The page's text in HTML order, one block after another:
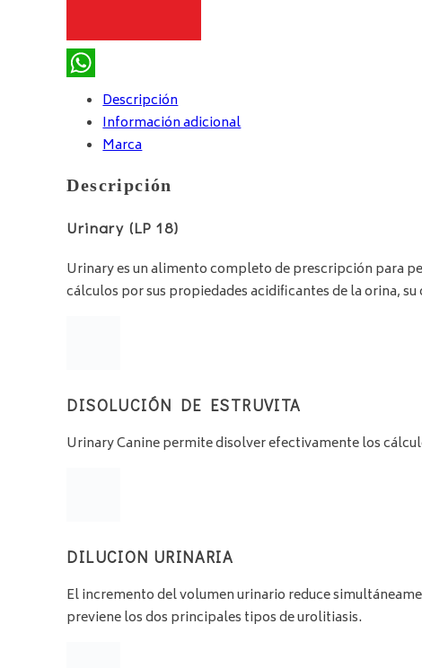
WhatsApp
Descripción
Información adicional
Marca
Descripción
Urinary (LP 18)
Urinary es un alimento completo de prescripción para
cálculos por sus propiedades acidificantes de la orina,
DISOLUCIÓN DE ESTRUVITA
Urinary Canine permite disolver efectivamente los
DILUCION URINARIA
El incremento del volumen urinario reduce
previene los dos principales tipos de urolitiasis.